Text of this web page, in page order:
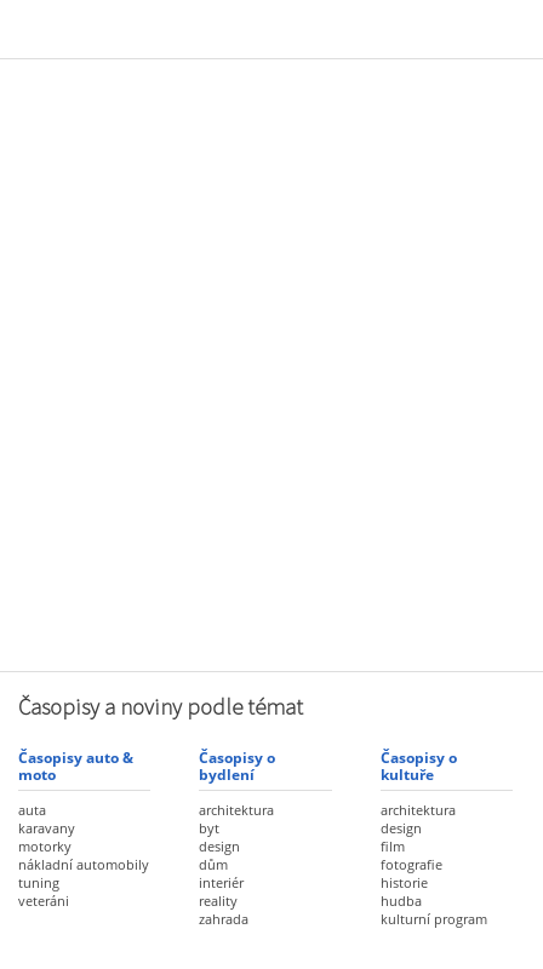
Časopisy a noviny podle témat
Časopisy auto &
moto
auta
karavany
motorky
nákladní automobily
tuning
veteráni
Časopisy o
bydlení
architektura
byt
design
dům
interiér
reality
zahrada
Časopisy o
kultuře
architektura
design
film
fotografie
historie
hudba
kulturní program